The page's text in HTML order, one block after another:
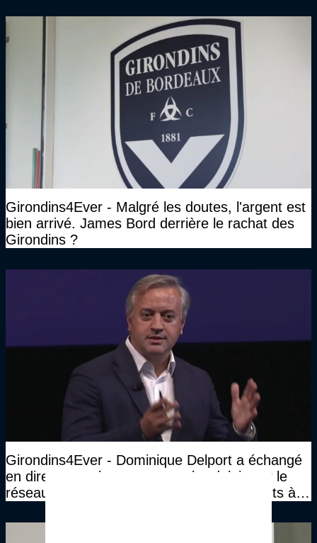
Girondins4Ever - Malgré les doutes, l'argent est
bien arrivé. James Bord derrière le rachat des
Girondins ?
Girondins4Ever - Dominique Delport a échangé
en direct avec les supporters bordelais sur le
réseau social X, avec plein d'enseignements à la